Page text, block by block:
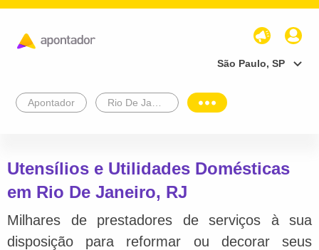
São Paulo, SP
Apontador
Utensílios e Utilidades Domésticas
em Rio De Janeiro, RJ
Milhares de prestadores de serviços à sua
disposição para reformar ou decorar seus